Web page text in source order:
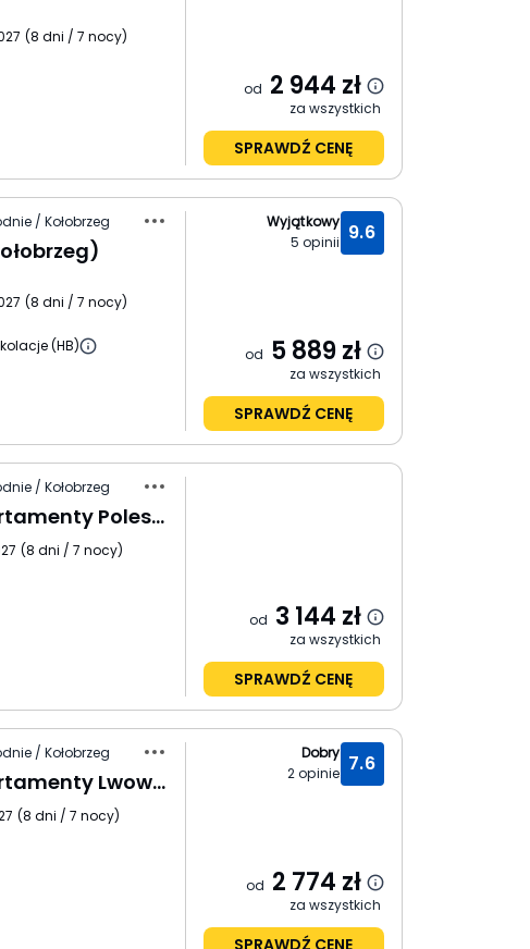
(8 dni / 7 nocy)
od 2 944 zł
za wszystkich
SPRAWDŹ CENĘ
/ Kołobrzeg
(8 dni / 7 nocy)
(HB)
9.6
Wyjątkowy
5 opinii
od 5 889 zł
za wszystkich
SPRAWDŹ CENĘ
/ Kołobrzeg
OnHoliday Apartamenty Poleska
(8 dni / 7 nocy)
od 3 144 zł
za wszystkich
SPRAWDŹ CENĘ
/ Kołobrzeg
OnHoliday Apartamenty Lwowska 11
(8 dni / 7 nocy)
7.6
Dobry
2opinie
od 2 774 zł
za wszystkich
SPRAWDŹ CENĘ